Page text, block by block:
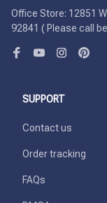
Office Store: 12851
92841 ( Please call
SUPPORT
Contact us
Order tracking
FAQs